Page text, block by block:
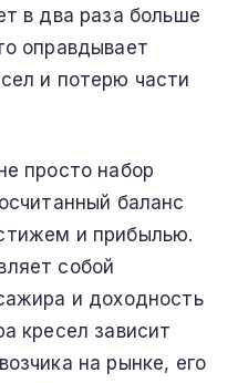
в два раза больше
оправдывает
и потерю части
просто набор
баланс
и прибылью.
собой
и доходность
кресел зависит
на рынке, его